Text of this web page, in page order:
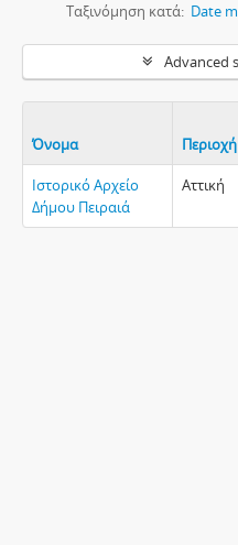
Ταξινόμηση κατά: Date
Advanced
Όνομα Περιοχή
Ιστορικό Αρχείο
Δήμου Πειραιά
Αττική